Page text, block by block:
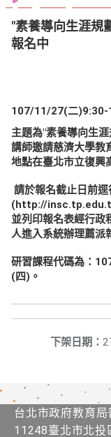
"素養導向生涯規
報名中
107/11/27(二)9:30-
主題為"素養導向生
講師邀請慈濟大學教
地點在臺北市立復興
請於報名截止日前
(http://
並列印報名表經行政
人進入系統辦理薦派
研習課程代碼為：
(四)。
下架日期：
台北市政府教育局
11248臺北市北投